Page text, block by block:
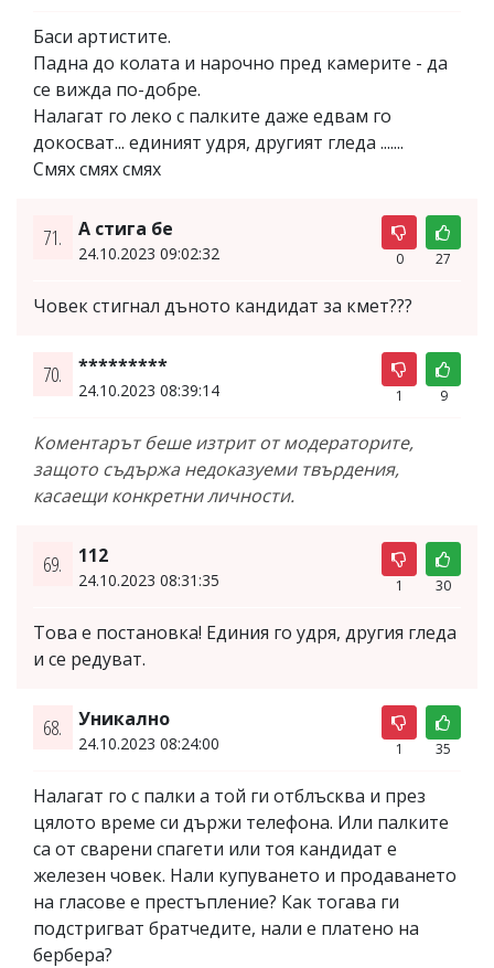
Баси артистите.
Падна до колата и нарочно пред камерите - да
се вижда по-добре.
Налагат го леко с палките даже едвам го
докосват... единият удря, другият гледа .......
Смях смях смях
71. А стига бе
24.10.2023 09:02:32 0 27
Човек стигнал дъното кандидат за кмет???
70. *********
24.10.2023 08:39:14 1 9
Коментарът беше изтрит от модераторите,
защото съдържа недоказуеми твърдения,
касаещи конкретни личности.
69. 112
24.10.2023 08:31:35 1 30
Това е постановка! Единия го удря, другия гледа
и се редуват.
68. Уникално
24.10.2023 08:24:00 1 35
Налагат го с палки а той ги отблъсква и през
цялото време си държи телефона. Или палките
са от сварени спагети или тоя кандидат е
железен човек. Нали купуването и продаването
на гласове е престъпление? Как тогава ги
подстригват братчедите, нали е платено на
бербера?